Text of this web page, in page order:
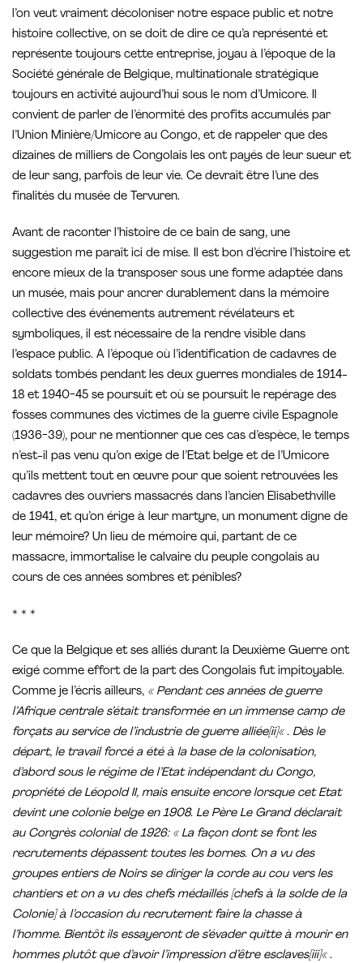
l’on veut vraiment décoloniser notre espace public et notre
histoire collective, on se doit de dire ce qu’a représenté et
représente toujours cette entreprise, joyau à l’époque de la
Société générale de Belgique, multinationale stratégique
toujours en activité aujourd’hui sous le nom d’Umicore. Il
convient de parler de l’énormité des profits accumulés par
l’Union Minière/Umicore au Congo, et de rappeler que des
dizaines de milliers de Congolais les ont payés de leur sueur et
de leur sang, parfois de leur vie. Ce devrait être l’une des
finalités du musée de Tervuren.
Avant de raconter l’histoire de ce bain de sang, une
suggestion me paraît ici de mise. Il est bon d’écrire l’histoire et
encore mieux de la transposer sous une forme adaptée dans
un musée, mais pour ancrer durablement dans la mémoire
collective des événements autrement révélateurs et
symboliques, il est nécessaire de la rendre visible dans
l’espace public. A l’époque où l’identification de cadavres de
soldats tombés pendant les deux guerres mondiales de 1914-
18 et 1940-45 se poursuit et où se poursuit le repérage des
fosses communes des victimes de la guerre civile Espagnole
(1936-39), pour ne mentionner que ces cas d’espèce, le temps
n’est-il pas venu qu’on exige de l’Etat belge et de l’Umicore
qu’ils mettent tout en œuvre pour que soient retrouvées les
cadavres des ouvriers massacrés dans l’ancien Elisabethville
de 1941, et qu’on érige à leur martyre, un monument digne de
leur mémoire? Un lieu de mémoire qui, partant de ce
massacre, immortalise le calvaire du peuple congolais au
cours de ces années sombres et pénibles?
* * *
Ce que la Belgique et ses alliés durant la Deuxième Guerre ont
exigé comme effort de la part des Congolais fut impitoyable.
Comme je l’écris ailleurs, « Pendant ces années de guerre
l’Afrique centrale s’était transformée en un immense camp de
forçats au service de l’industrie de guerre alliée[ii]« . Dès le
départ, le travail forcé a été à la base de la colonisation,
d’abord sous le régime de l’Etat indépendant du Congo,
propriété de Léopold II, mais ensuite encore lorsque cet Etat
devint une colonie belge en 1908. Le Père Le Grand déclarait
au Congrès colonial de 1926: « La façon dont se font les
recrutements dépassent toutes les bornes. On a vu des
groupes entiers de Noirs se diriger la corde au cou vers les
chantiers et on a vu des chefs médaillés [chefs à la solde de la
Colonie] à l’occasion du recrutement faire la chasse à
l’homme. Bientôt ils essayeront de s’évader quitte à mourir en
hommes plutôt que d’avoir l’impression d’être esclaves[iii]« .